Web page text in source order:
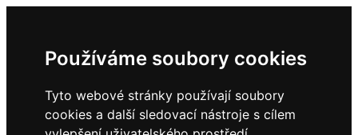
Používáme soubory cookies
Tyto webové stránky používají soubory
cookies a další sledovací nástroje s cílem